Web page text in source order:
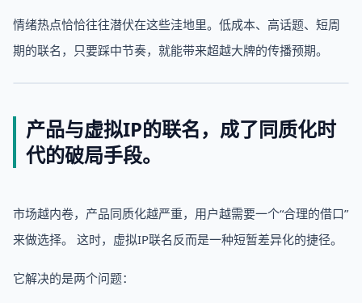
情绪热点恰恰往往潜伏在这些洼地里。低成本、高话题、短周
期的联名，只要踩中节奏，就能带来超越大牌的传播预期。
产品与虚拟IP的联名， 成了同质化时
代的破局手段。
市场越内卷，产品同质化越严重，用户越需要一个“合理的借口”
来做选择。 这时，虚拟IP联名反而是一种短暂差异化的捷径。
它解决的是两个问题：